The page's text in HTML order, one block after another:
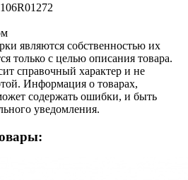
106R01272
являются собственностью их
только с целью описания товара.
справочный характер и не
Информация о товарах,
содержать ошибки, и быть
уведомления.